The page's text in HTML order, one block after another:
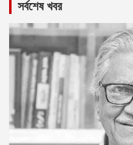
সর্বশেষ খবর